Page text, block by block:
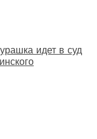
идет в суд